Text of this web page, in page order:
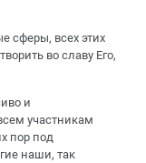
сферы, всех этих
во славу Его,
и
участникам
пор под
наши, так